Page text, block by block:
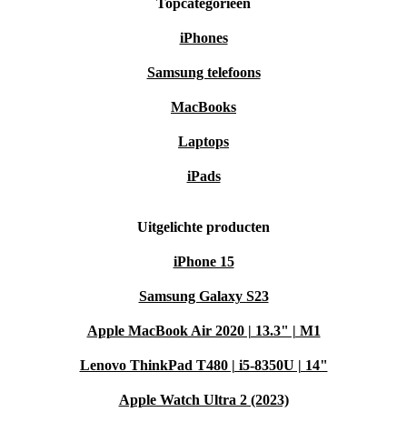
ervaar het gemak van een betrouwbare smartphone die
goed is voor jou én de planeet.
Topcategorieën
iPhones
Samsung telefoons
MacBooks
Laptops
iPads
Uitgelichte producten
iPhone 15
Samsung Galaxy S23
Apple MacBook Air 2020 | 13.3" | M1
Lenovo ThinkPad T480 | i5-8350U | 14"
Apple Watch Ultra 2 (2023)